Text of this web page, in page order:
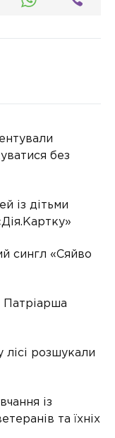
без
із дітьми
сингл «Сяйво
Патріарша
розшукали
із
та їхніх